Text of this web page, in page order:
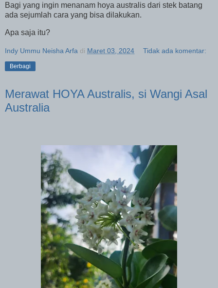
Bagi yang ingin menanam hoya australis dari stek batang
ada sejumlah cara yang bisa dilakukan.
Apa saja itu?
Indy Ummu Neisha Arfa di Maret 03, 2024 Tidak ada komentar:
Berbagi
Merawat HOYA Australis, si Wangi Asal
Australia